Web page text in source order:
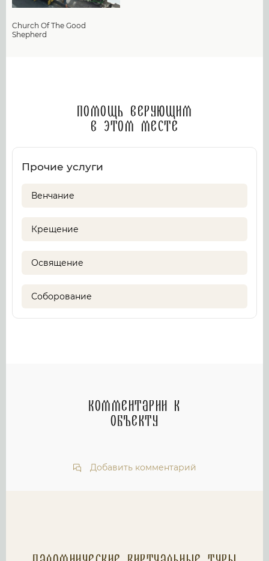
Church Of The Good
Shepherd
Помощь верующим
в этом месте
Прочие услуги
Венчание
Крещение
Освящение
Соборование
Комментарии к
объекту
Добавить комментарий